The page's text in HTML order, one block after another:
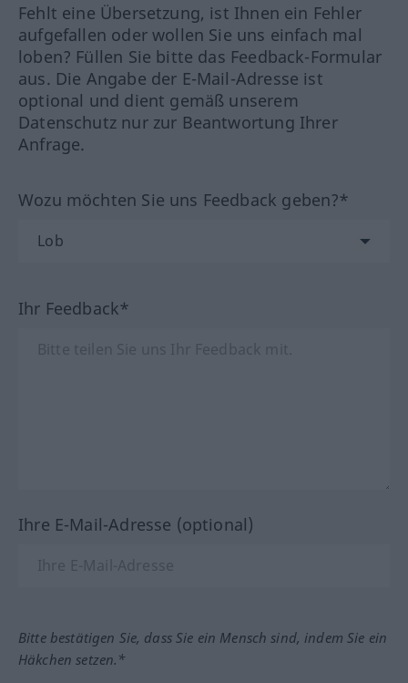
Fehlt eine Übersetzung, ist Ihnen ein Fehler
aufgefallen oder wollen Sie uns einfach mal
loben? Füllen Sie bitte das Feedback-Formular
aus. Die Angabe der E-Mail-Adresse ist
optional und dient gemäß unserem
Datenschutz nur zur Beantwortung Ihrer
Anfrage.
Wozu möchten Sie uns Feedback geben?*
Ihr Feedback*
Ihre E-Mail-Adresse (optional)
Bitte bestätigen Sie, dass Sie ein Mensch sind, indem Sie ein
Häkchen setzen.*